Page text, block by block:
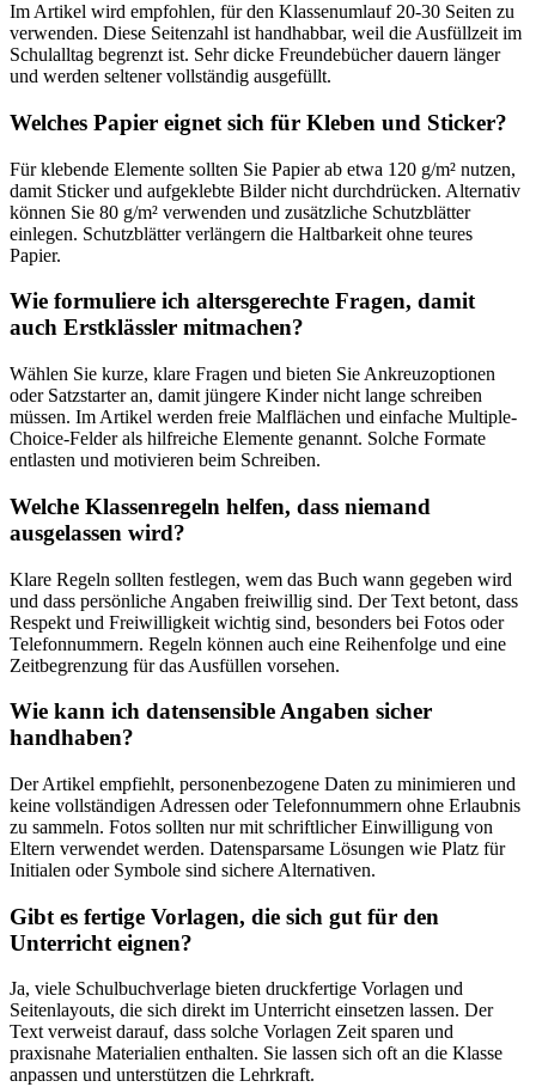
Im Artikel wird empfohlen, für den Klassenumlauf 20-30 Seiten zu
verwenden. Diese Seitenzahl ist handhabbar, weil die Ausfüllzeit im
Schulalltag begrenzt ist. Sehr dicke Freundebücher dauern länger
und werden seltener vollständig ausgefüllt.
Welches Papier eignet sich für Kleben und Sticker?
Für klebende Elemente sollten Sie Papier ab etwa 120 g/m² nutzen,
damit Sticker und aufgeklebte Bilder nicht durchdrücken. Alternativ
können Sie 80 g/m² verwenden und zusätzliche Schutzblätter
einlegen. Schutzblätter verlängern die Haltbarkeit ohne teures
Papier.
Wie formuliere ich altersgerechte Fragen, damit
auch Erstklässler mitmachen?
Wählen Sie kurze, klare Fragen und bieten Sie Ankreuzoptionen
oder Satzstarter an, damit jüngere Kinder nicht lange schreiben
müssen. Im Artikel werden freie Malflächen und einfache Multiple-
Choice-Felder als hilfreiche Elemente genannt. Solche Formate
entlasten und motivieren beim Schreiben.
Welche Klassenregeln helfen, dass niemand
ausgelassen wird?
Klare Regeln sollten festlegen, wem das Buch wann gegeben wird
und dass persönliche Angaben freiwillig sind. Der Text betont, dass
Respekt und Freiwilligkeit wichtig sind, besonders bei Fotos oder
Telefonnummern. Regeln können auch eine Reihenfolge und eine
Zeitbegrenzung für das Ausfüllen vorsehen.
Wie kann ich datensensible Angaben sicher
handhaben?
Der Artikel empfiehlt, personenbezogene Daten zu minimieren und
keine vollständigen Adressen oder Telefonnummern ohne Erlaubnis
zu sammeln. Fotos sollten nur mit schriftlicher Einwilligung von
Eltern verwendet werden. Datensparsame Lösungen wie Platz für
Initialen oder Symbole sind sichere Alternativen.
Gibt es fertige Vorlagen, die sich gut für den
Unterricht eignen?
Ja, viele Schulbuchverlage bieten druckfertige Vorlagen und
Seitenlayouts, die sich direkt im Unterricht einsetzen lassen. Der
Text verweist darauf, dass solche Vorlagen Zeit sparen und
praxisnahe Materialien enthalten. Sie lassen sich oft an die Klasse
anpassen und unterstützen die Lehrkraft.